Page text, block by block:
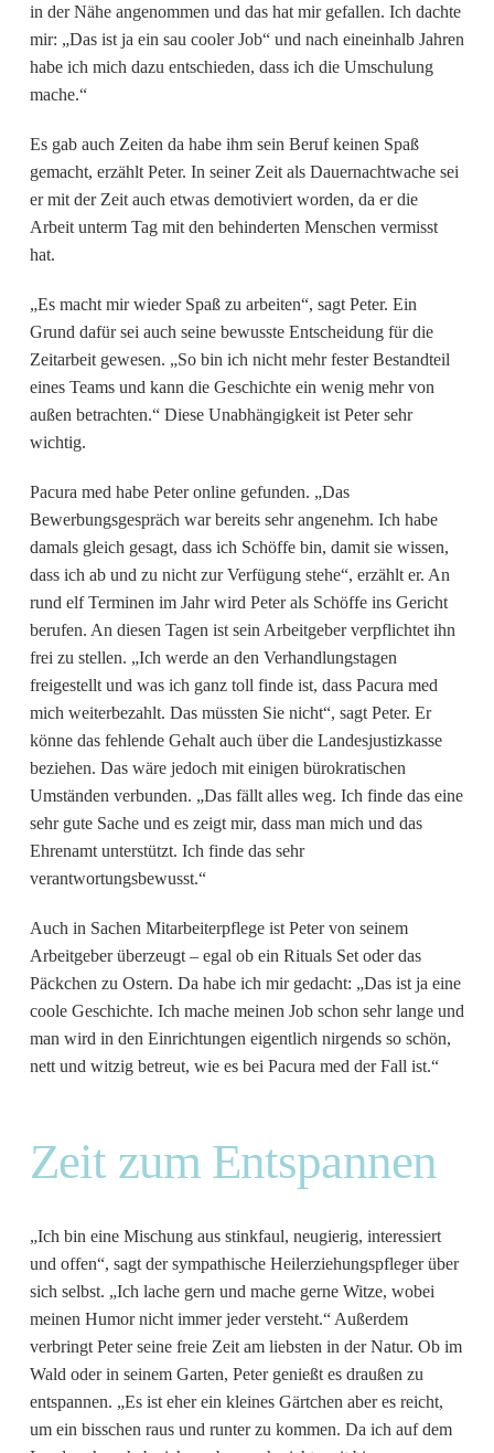
in der Nähe angenommen und das hat mir gefallen. Ich dachte
mir: „Das ist ja ein sau cooler Job“ und nach eineinhalb Jahren
habe ich mich dazu entschieden, dass ich die Umschulung
mache.“
Es gab auch Zeiten da habe ihm sein Beruf keinen Spaß
gemacht, erzählt Peter. In seiner Zeit als Dauernachtwache sei
er mit der Zeit auch etwas demotiviert worden, da er die
Arbeit unterm Tag mit den behinderten Menschen vermisst
hat.
„Es macht mir wieder Spaß zu arbeiten“, sagt Peter. Ein
Grund dafür sei auch seine bewusste Entscheidung für die
Zeitarbeit gewesen. „So bin ich nicht mehr fester Bestandteil
eines Teams und kann die Geschichte ein wenig mehr von
außen betrachten.“ Diese Unabhängigkeit ist Peter sehr
wichtig.
Pacura med habe Peter online gefunden. „Das
Bewerbungsgespräch war bereits sehr angenehm. Ich habe
damals gleich gesagt, dass ich Schöffe bin, damit sie wissen,
dass ich ab und zu nicht zur Verfügung stehe“, erzählt er. An
rund elf Terminen im Jahr wird Peter als Schöffe ins Gericht
berufen. An diesen Tagen ist sein Arbeitgeber verpflichtet ihn
frei zu stellen. „Ich werde an den Verhandlungstagen
freigestellt und was ich ganz toll finde ist, dass Pacura med
mich weiterbezahlt. Das müssten Sie nicht“, sagt Peter. Er
könne das fehlende Gehalt auch über die Landesjustizkasse
beziehen. Das wäre jedoch mit einigen bürokratischen
Umständen verbunden. „Das fällt alles weg. Ich finde das eine
sehr gute Sache und es zeigt mir, dass man mich und das
Ehrenamt unterstützt. Ich finde das sehr
verantwortungsbewusst.“
Auch in Sachen Mitarbeiterpflege ist Peter von seinem
Arbeitgeber überzeugt – egal ob ein Rituals Set oder das
Päckchen zu Ostern. Da habe ich mir gedacht: „Das ist ja eine
coole Geschichte. Ich mache meinen Job schon sehr lange und
man wird in den Einrichtungen eigentlich nirgends so schön,
nett und witzig betreut, wie es bei Pacura med der Fall ist.“
Zeit zum Entspannen
„Ich bin eine Mischung aus stinkfaul, neugierig, interessiert
und offen“, sagt der sympathische Heilerziehungspfleger über
sich selbst. „Ich lache gern und mache gerne Witze, wobei
meinen Humor nicht immer jeder versteht.“ Außerdem
verbringt Peter seine freie Zeit am liebsten in der Natur. Ob im
Wald oder in seinem Garten, Peter genießt es draußen zu
entspannen. „Es ist eher ein kleines Gärtchen aber es reicht,
um ein bisschen raus und runter zu kommen. Da ich auf dem